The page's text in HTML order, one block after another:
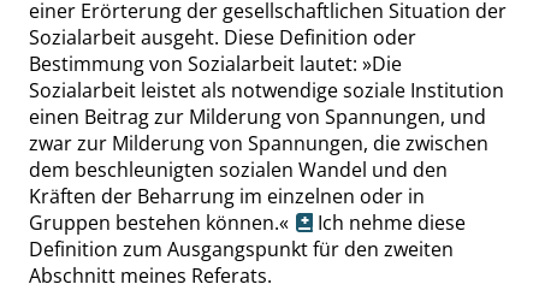
einer Erörterung der gesellschaftlichen Situation der
Sozialarbeit ausgeht. Diese Definition oder
Bestimmung von Sozialarbeit lautet: »Die
Sozialarbeit leistet als notwendige soziale Institution
einen Beitrag zur Milderung von Spannungen, und
zwar zur Milderung von Spannungen, die zwischen
dem beschleunigten sozialen Wandel und den
Kräften der Beharrung im einzelnen oder in
Gruppen bestehen können.«
Ich nehme diese
Definition zum Ausgangspunkt für den zweiten
Abschnitt meines Referats.